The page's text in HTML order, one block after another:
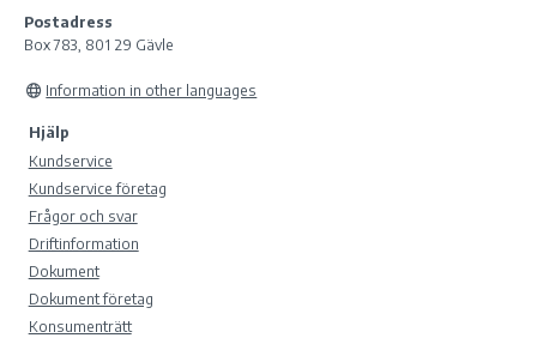
Postadress
Box 783, 801 29 Gävle
Information in other languages
Hjälp
Kundservice
Kundservice företag
Frågor och svar
Driftinformation
Dokument
Dokument företag
Konsumenträtt